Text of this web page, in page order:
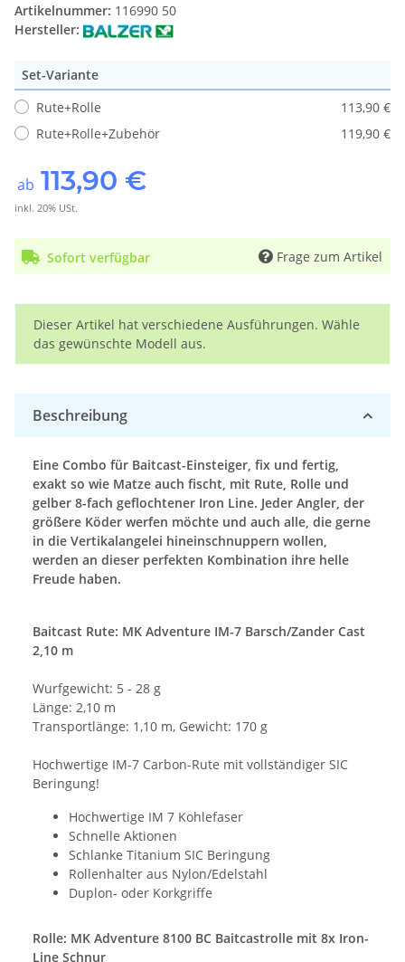
Artikelnummer: 116990 50
Hersteller:
Set-Variante
Rute+Rolle
113,90 €
Rute+Rolle+Zubehör
119,90 €
ab 113,90 €
inkl. 20% USt.
Sofort verfügbar Frage zum Artikel
x
Dieser Artikel hat verschiedene Ausführungen. Wähle
das gewünschte Modell aus.
Beschreibung
Eine Combo für Baitcast-Einsteiger, fix und fertig,
exakt so wie Matze auch fischt, mit Rute, Rolle und
gelber 8-fach geflochtener Iron Line. Jeder Angler, der
größere Köder werfen möchte und auch alle, die gerne
in die Vertikalangelei hineinschnuppern wollen,
werden an dieser perfekten Kombination ihre helle
Freude haben.
Baitcast Rute: MK Adventure IM-7 Barsch/Zander Cast
2,10 m
Wurfgewicht: 5 - 28 g
Länge: 2,10 m
Transportlänge: 1,10 m, Gewicht: 170 g
Hochwertige IM-7 Carbon-Rute mit vollständiger SIC
Beringung!
Hochwertige IM 7 Kohlefaser
Schnelle Aktionen
Schlanke Titanium SIC Beringung
Rollenhalter aus Nylon/Edelstahl
Duplon- oder Korkgriffe
Rolle: MK Adventure 8100 BC Baitcastrolle mit 8x Iron-
Line Schnur